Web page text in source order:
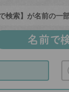
検索】が名前の一
名前で